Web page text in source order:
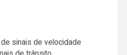
sinais de velocidade